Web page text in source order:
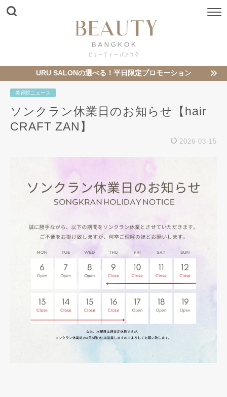
URU SALONの選べる！平日限定プロモーション
美容院ニュース
ソンクラン休業日のお知らせ【hair
CRAFT ZAN】
2026-03-15